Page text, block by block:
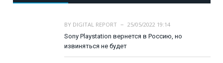
BY DIGITAL REPORT
25/05/2022 19:14
Sony Playstation вернется в Россию, но
извиняться не будет